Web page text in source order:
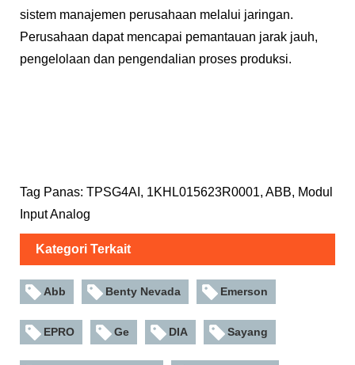
sistem manajemen perusahaan melalui jaringan.
Perusahaan dapat mencapai pemantauan jarak jauh,
pengelolaan dan pengendalian proses produksi.
Tag Panas: TPSG4AI, 1KHL015623R0001, ABB, Modul
Input Analog
Kategori Terkait
Abb Benty Nevada Emerson
EPRO Ge DIA Sayang